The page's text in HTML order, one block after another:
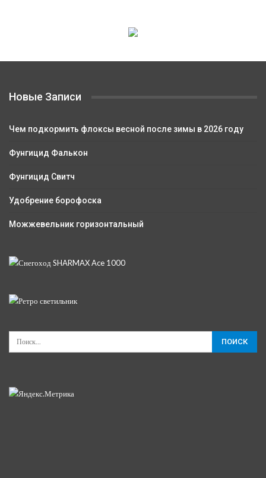
Новые Записи
Чем подкормить флоксы весной после зимы в 2026 году
Фунгицид Фалькон
Фунгицид Свитч
Удобрение борофоска
Можжевельник горизонтальный